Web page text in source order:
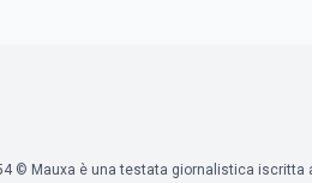
© Mauxa è una testata giornalistica iscritta